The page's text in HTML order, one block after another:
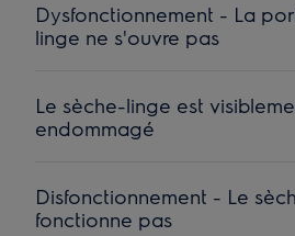
Dysfonctionnement - La
linge ne s'ouvre pas
Le sèche-linge est
endommagé
Disfonctionnement - Le
fonctionne pas